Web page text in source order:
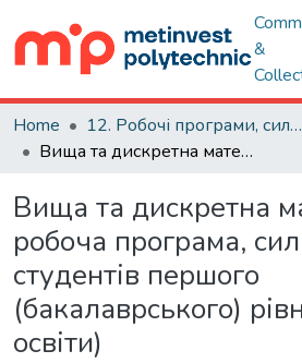
&
Home 12. Робочі програми, силабуси навчальних дисциплін
Вища та дискретна математика : робоча програма, силабус (для студентів першого (бакалаврського) рівня вищої освіти)
Вища та дискретна
робоча програма,
студентів першого
(бакалаврського)
освіти)